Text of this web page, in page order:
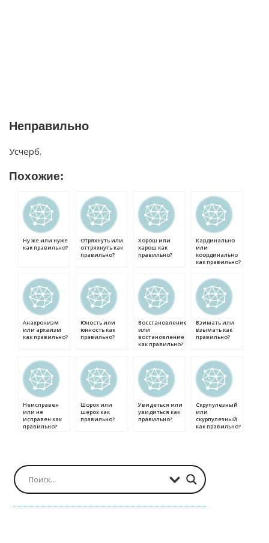
Неправильно
Усчерб.
Похожие:
Ну же или нуже
как правильно?
Отряхнуть или
оттряхнуть как
правильно?
Хорош или
харош как
правильно?
Кардинально
или
координально
как правильно?
Анахронизм
или архаизм
как правильно?
Юность или
юнность как
правильно?
Восстановление
или
востановление
как правильно?
Взимать или
взымать как
правильно?
Неисправен
или не
исправен как
правильно?
Шорох или
шерох как
правильно?
Увидеться или
увидиться как
правильно?
Скрупулезный
или
скурпулезный
как правильно?